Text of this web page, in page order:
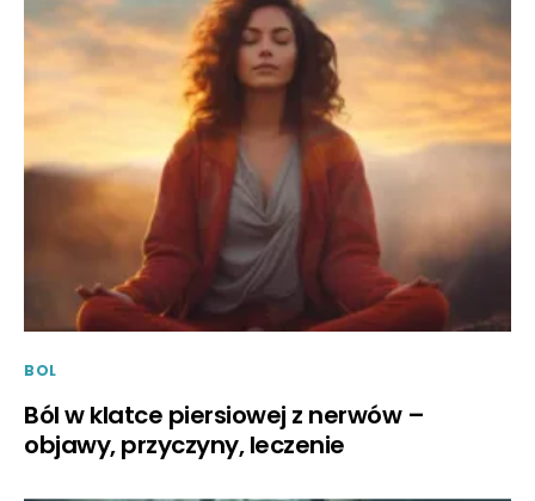
BOL
Ból w klatce piersiowej z nerwów –
objawy, przyczyny, leczenie